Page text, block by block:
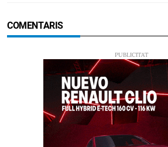
COMENTARIS